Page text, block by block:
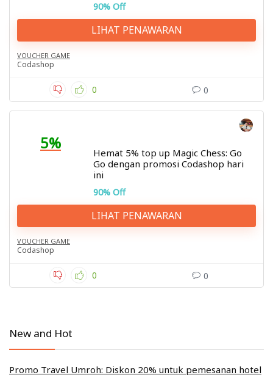
90% Off
LIHAT PENAWARAN
VOUCHER GAME
Codashop
0 0
5%
Hemat 5% top up Magic Chess: Go
Go dengan promosi Codashop hari
ini
90% Off
LIHAT PENAWARAN
VOUCHER GAME
Codashop
0 0
New and Hot
Promo Travel Umroh: Diskon 20% untuk pemesanan hotel